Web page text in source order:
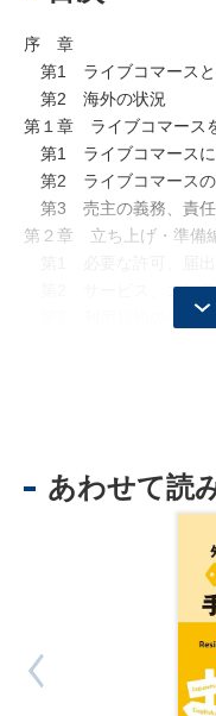
序 章
第1 ライブコマース
第2 海外の状況
第１章 ライブコマース
第1 ライブコマースに
第2 ライブコマースの
第3 売主の義務、責任
第２章 立ち上げ・準備
第2 サービス、コンテ
第2 広告表示に関す
第3 特定商取引法
第４章 ライブ配信終了
第1 商品販売後の対応
第2 商品所有権の移
第3 商品の売買契約の
第4 配信アーカイブに
第5 個人情報の取扱い
あわせて読